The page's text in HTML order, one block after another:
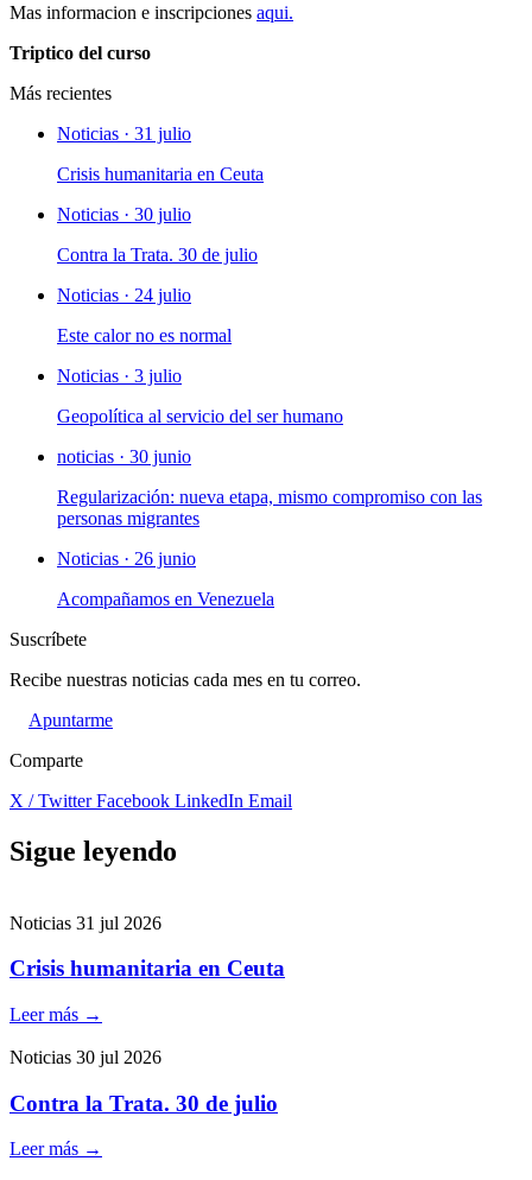
Mas informacion e inscripciones aqui.
Triptico del curso
Más recientes
Noticias · 31 julio
Crisis humanitaria en Ceuta
Noticias · 30 julio
Contra la Trata. 30 de julio
Noticias · 24 julio
Este calor no es normal
Noticias · 3 julio
Geopolítica al servicio del ser humano
noticias · 30 junio
Regularización: nueva etapa, mismo compromiso con las
personas migrantes
Noticias · 26 junio
Acompañamos en Venezuela
Suscríbete
Recibe nuestras noticias cada mes en tu correo.
Apuntarme
Comparte
X / TwitterFacebook LinkedIn Email
Sigue leyendo
Noticias 31 jul 2026
Crisis humanitaria en Ceuta
Leer más →
Noticias 30 jul 2026
Contra la Trata. 30 de julio
Leer más →